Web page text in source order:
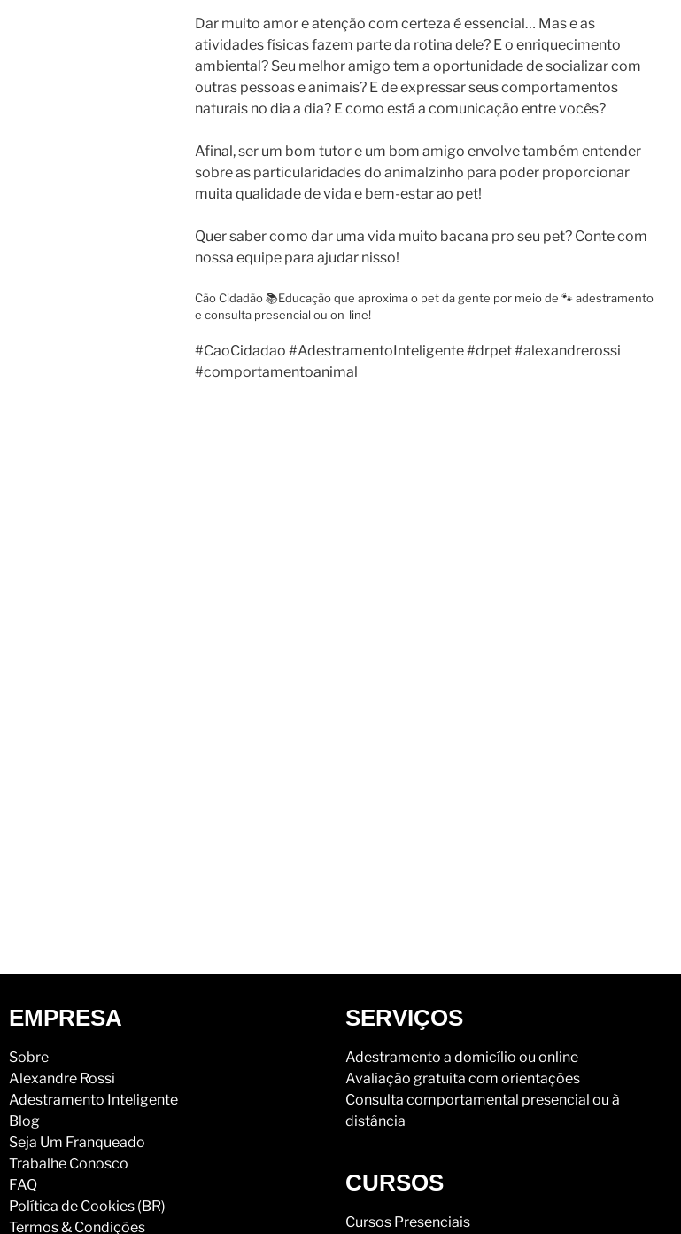
Dar muito amor e atenção com certeza é essencial… Mas e as
atividades físicas fazem parte da rotina dele? E o enriquecimento
ambiental? Seu melhor amigo tem a oportunidade de socializar com
outras pessoas e animais? E de expressar seus comportamentos
naturais no dia a dia? E como está a comunicação entre vocês?
Afinal, ser um bom tutor e um bom amigo envolve também entender
sobre as particularidades do animalzinho para poder proporcionar
muita qualidade de vida e bem-estar ao pet!
Quer saber como dar uma vida muito bacana pro seu pet? Conte com
nossa equipe para ajudar nisso!
Cão Cidadão 📚Educação que aproxima o pet da gente por meio de 🐾 adestramento
e consulta presencial ou on-line!
#CaoCidadao #AdestramentoInteligente #drpet #alexandrerossi
#comportamentoanimal
EMPRESA
Sobre
Alexandre Rossi
Adestramento Inteligente
Blog
Seja Um Franqueado
Trabalhe Conosco
FAQ
Política de Cookies (BR)
Termos & Condições
SERVIÇOS
Adestramento a domicílio ou online
Avaliação gratuita com orientações
Consulta comportamental presencial ou à
distância
CURSOS
Cursos Presenciais